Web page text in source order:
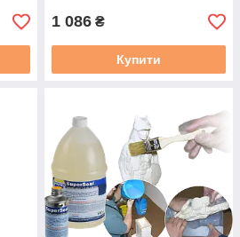
1 086 ₴
Купити